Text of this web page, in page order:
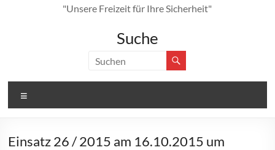
"Unsere Freizeit für Ihre Sicherheit"
Suche
Einsatz 26 / 2015 am 16.10.2015 um